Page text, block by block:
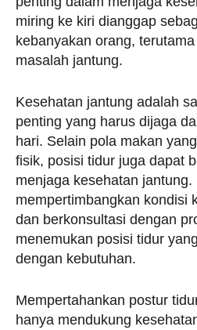
miring ke kiri dianggap
kebanyakan orang,
masalah jantung.
Kesehatan jantung adalah
penting yang harus dijaga
hari. Selain pola makan
fisik, posisi tidur juga dapat
menjaga kesehatan
mempertimbangkan kondisi
dan berkonsultasi dengan
menemukan posisi tidur
dengan kebutuhan.
Mempertahankan postur
hanya mendukung